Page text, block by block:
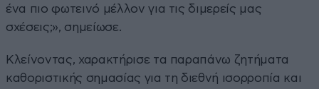
ένα πιο φωτεινό μέλλον για τις διμερείς μας
σχέσεις;», σημείωσε.
Κλείνοντας, χαρακτήρισε τα παραπάνω ζητήματα
καθοριστικής σημασίας για τη διεθνή ισορροπία και